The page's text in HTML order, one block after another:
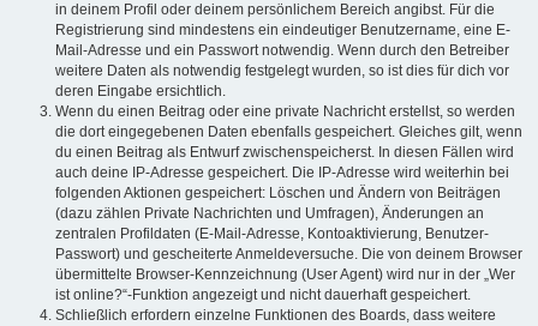
in deinem Profil oder deinem persönlichem Bereich angibst. Für die
Registrierung sind mindestens ein eindeutiger Benutzername, eine E-
Mail-Adresse und ein Passwort notwendig. Wenn durch den Betreiber
weitere Daten als notwendig festgelegt wurden, so ist dies für dich vor
deren Eingabe ersichtlich.
Wenn du einen Beitrag oder eine private Nachricht erstellst, so werden
die dort eingegebenen Daten ebenfalls gespeichert. Gleiches gilt, wenn
du einen Beitrag als Entwurf zwischenspeicherst. In diesen Fällen wird
auch deine IP-Adresse gespeichert. Die IP-Adresse wird weiterhin bei
folgenden Aktionen gespeichert: Löschen und Ändern von Beiträgen
(dazu zählen Private Nachrichten und Umfragen), Änderungen an
zentralen Profildaten (E-Mail-Adresse, Kontoaktivierung, Benutzer-
Passwort) und gescheiterte Anmeldeversuche. Die von deinem Browser
übermittelte Browser-Kennzeichnung (User Agent) wird nur in der „Wer
ist online?“-Funktion angezeigt und nicht dauerhaft gespeichert.
Schließlich erfordern einzelne Funktionen des Boards, dass weitere